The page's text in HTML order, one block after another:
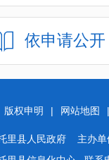
依申请公开
版权申明 | 网站地图 |
里县人民政府 主办单